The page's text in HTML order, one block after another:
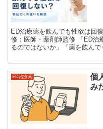
ED治療薬を飲んでも性欲は回
修：医師・薬剤師監修 「ED治療薬を飲めば、性欲も以前のように戻
るのではないか」「薬を飲ん
ED治療薬
個
み